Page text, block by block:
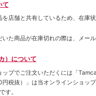
て
を店舗と共有しているため、在庫
いた商品が在庫切れの際は、メー
）について
ップでご注⽂いただくには「
円税抜）
」は当オンラインショッ
です。